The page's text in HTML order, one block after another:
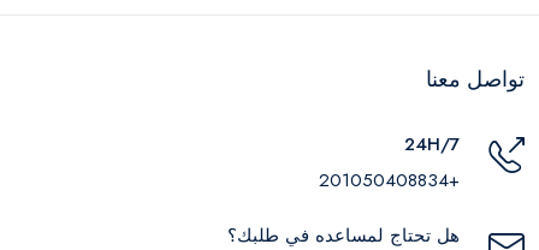
تواصل معنا
24H/7
+201050408834
هل تحتاج لمساعده في طلبك؟